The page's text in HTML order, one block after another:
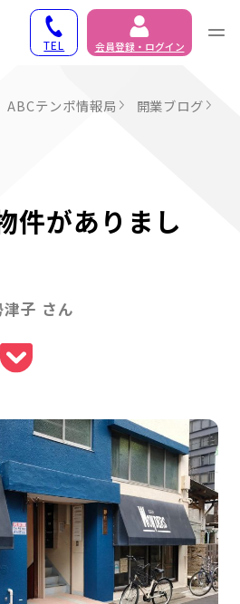
・貸店舗で
TEL 会員登録・ログイン
ABCテンポ情報局 開業ブログ
件がありまし
子 さん